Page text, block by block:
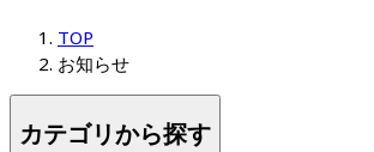
TOP
お知らせ
カテゴリから探す